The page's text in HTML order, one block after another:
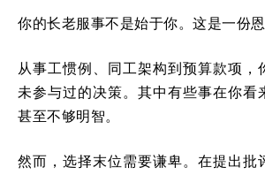
你的长老服事不是始于你。这是一份恩
从事工惯例、同工架构到预算款项，
未参与过的决策。其中有些事在你看
甚至不够明智。
然而，选择末位需要谦卑。在提出批